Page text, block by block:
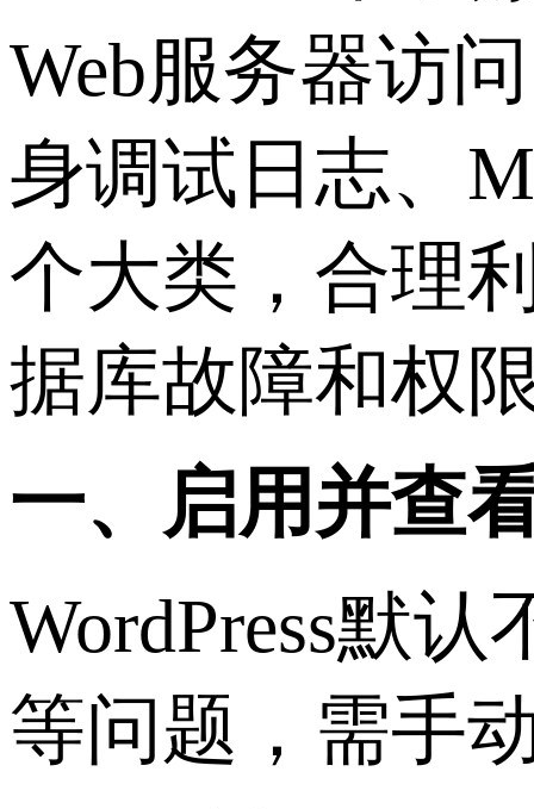
Web服务器访
身调试日志、
个大类，合理
据库故障和权
一、启用并查
WordPress默
等问题，需手